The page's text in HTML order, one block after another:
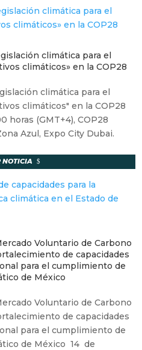
climática para el
climáticos» en la COP28
climática para el
climáticos" en la COP28
horas (GMT+4), COP28
Azul, Expo City Dubai.
NOTICIA
Voluntario de Carbono
de capacidades
para el cumplimiento de
de México
Voluntario de Carbono
de capacidades
para el cumplimiento de
de México 14 de